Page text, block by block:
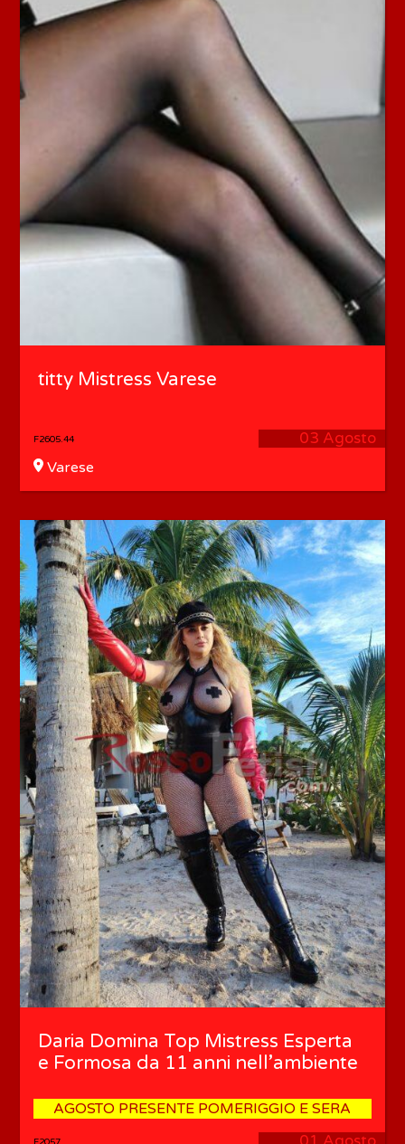
titty Mistress Varese
03 Agosto
F2605.44
Varese
Daria Domina Top Mistress Esperta
e Formosa da 11 anni nell’ambiente
AGOSTO PRESENTE POMERIGGIO E SERA